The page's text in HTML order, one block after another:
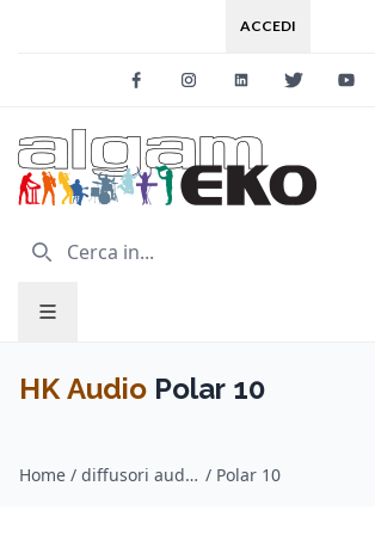
ACCEDI
FacebookInstagramLinkedinTwitter
HK Audio Polar 10
Home / diffusori audio attivi / HK Audio / Polar 10